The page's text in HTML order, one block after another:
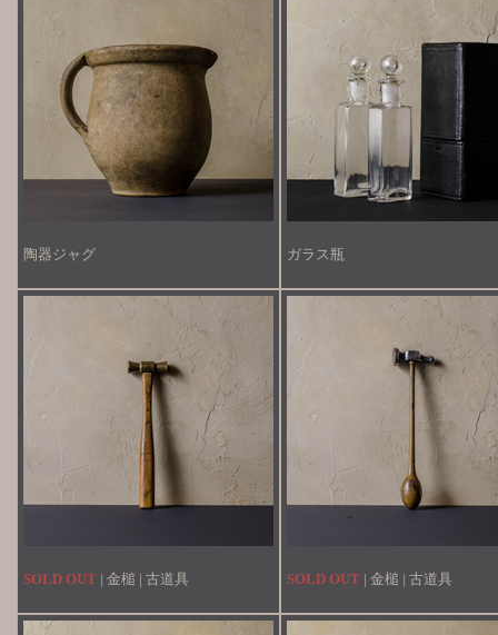
陶器ジャグ ガラス瓶
SOLD OUT | 金槌 | 古道具 SOLD OUT | 金槌 | 古道具